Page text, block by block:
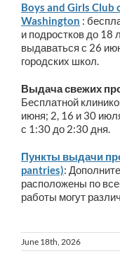
Boys and Girls Club
Washington :
и подростков до 18
выдаваться с 26
городских школ.
Выдача свежих
Бесплатной
июня; 2, 16 и 30
с 1:30 до 2:30 дня.
Пункты выдачи
pantries):
расположены по
работы могут
June 18th, 2026